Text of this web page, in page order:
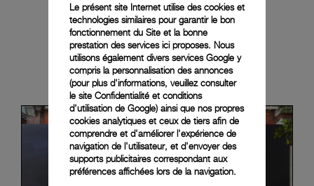
News & Events
Le présent site Internet utilise des cookies et
technologies similaires pour garantir le bon
fonctionnement du Site et la bonne
prestation des services ici proposes. Nous
utilisons également divers services Google y
compris la personnalisation des annonces
(pour plus d'informations, veuillez consulter
le site Confidentialité et conditions
d'utilisation de Google) ainsi que nos propres
cookies analytiques et ceux de tiers afin de
comprendre et d'améliorer l'expérience de
navigation de l'utilisateur, et d'envoyer des
supports publicitaires correspondant aux
préférences affichées lors de la navigation.